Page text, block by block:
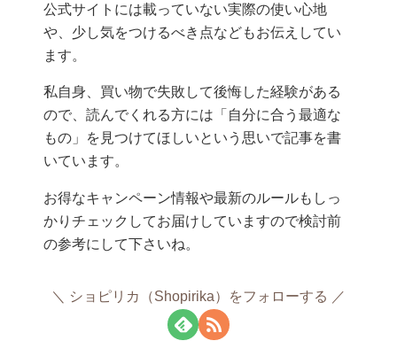
公式サイトには載っていない実際の使い心地
や、少し気をつけるべき点などもお伝えしてい
ます。
私自身、買い物で失敗して後悔した経験がある
ので、読んでくれる方には「自分に合う最適な
もの」を見つけてほしいという思いで記事を書
いています。
お得なキャンペーン情報や最新のルールもしっ
かりチェックしてお届けしていますので検討前
の参考にして下さいね。
ショピリカ（Shopirika）をフォローする